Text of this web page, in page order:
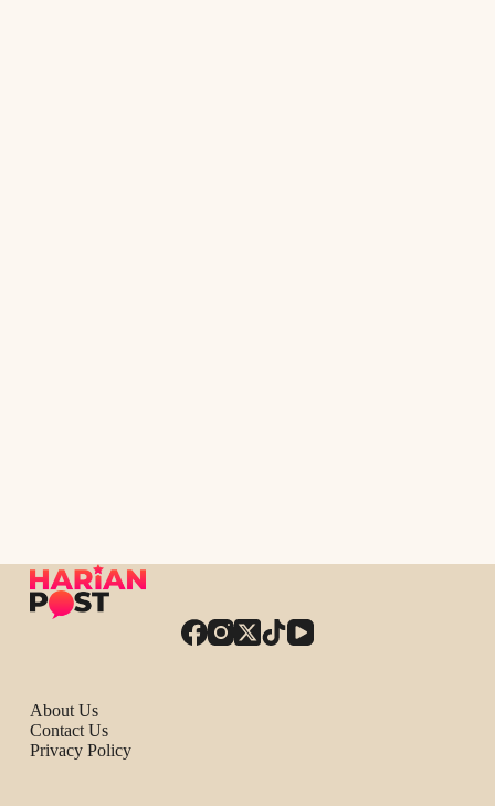
About Us
Contact Us
Privacy Policy